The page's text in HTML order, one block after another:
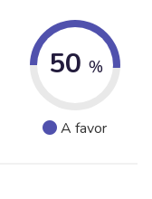
50 %
A favor